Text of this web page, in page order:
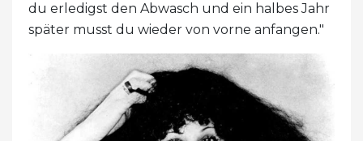
du erledigst den Abwasch und ein halbes Jahr
später musst du wieder von vorne anfangen."